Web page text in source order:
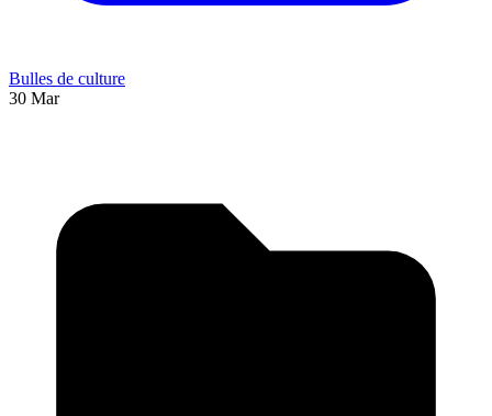
Bulles de culture
30 Mar